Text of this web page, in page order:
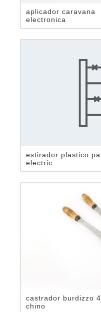
aplicador caravana
electronica
estirador plastico
electric...
castrador burdizzo
chino